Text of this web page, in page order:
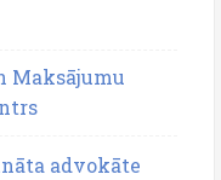
Maksājumu
advokāte